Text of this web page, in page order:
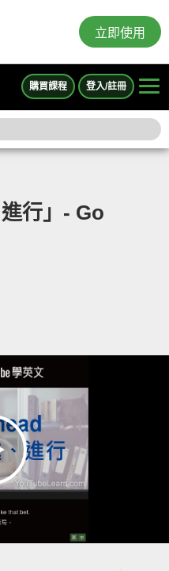
立即使用
購買課程 登入/註冊
進行」- Go